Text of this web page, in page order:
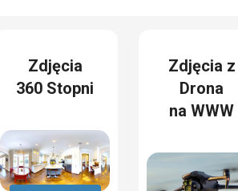
Zdjęcia
360 Stopni
Zdjęcia z
Drona
na WWW